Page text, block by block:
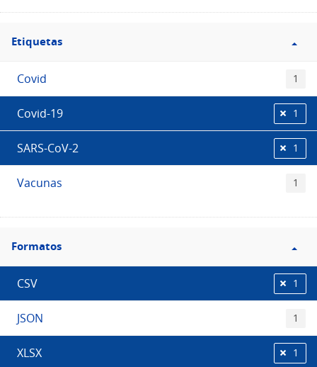
Filtro
Etiquetas
Etiquetas
Covid 1
Covid-19 1
SARS-CoV-2 1
Vacunas 1
Filtro
Formatos
Formatos
CSV 1
JSON 1
XLSX 1